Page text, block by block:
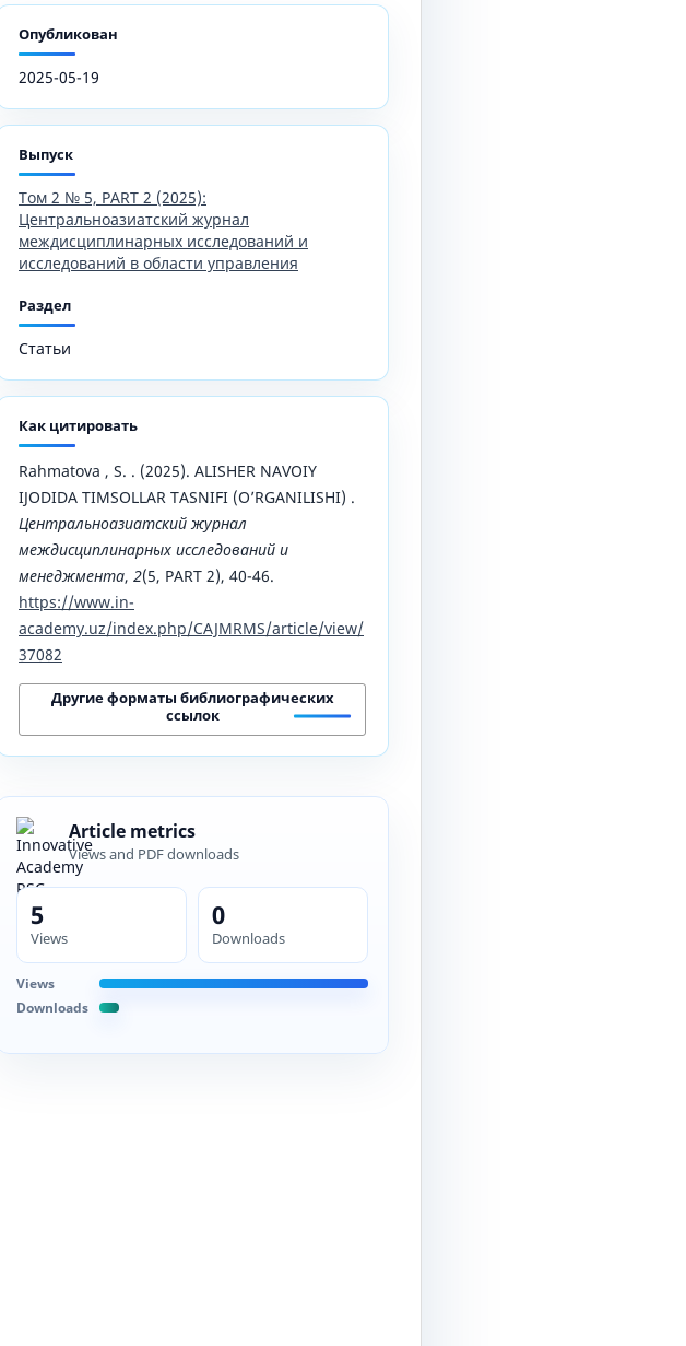
Опубликован
2025-05-19
Выпуск
Том 2 № 5, PART 2 (2025):
Центральноазиатский журнал
междисциплинарных исследований и
исследований в области управления
Раздел
Статьи
Как цитировать
Rahmatova , S. . (2025). ALISHER NAVOIY
IJODIDA TIMSOLLAR TASNIFI (O’RGANILISHI) .
Центральноазиатский журнал
междисциплинарных исследований и
менеджмента, 2(5, PART 2), 40-46.
https://www.in-
academy.uz/index.php/CAJMRMS/article/view/
37082
Другие форматы библиографических
ссылок
Article metrics
Views and PDF downloads
5
Views
0
Downloads
Views
Downloads